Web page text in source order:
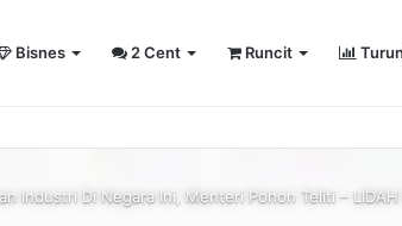
Bisnes 2 Cent Runcit
Championship 2026
Industri Di Negara Ini, Menteri Pohon Teliti – LIDAH